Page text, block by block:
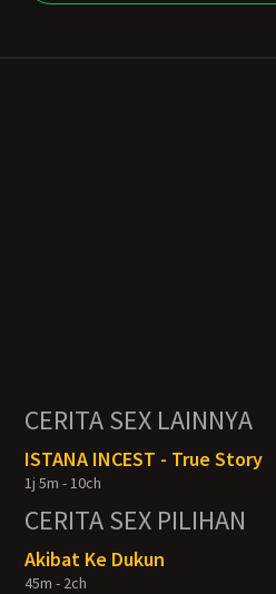
CERITA SEX LAINNYA
ISTANA INCEST - True Story
1j 5m - 10ch
CERITA SEX PILIHAN
Akibat Ke Dukun
45m - 2ch